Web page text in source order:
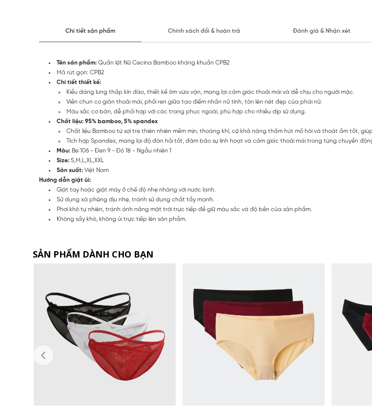
Chi tiết sản phẩm Chính sách đổi & hoàn trả Đánh giá & Nhận xét
Tên sản phẩm: Quần lót Nữ Cecina Bamboo kháng khuẩn CPB2
Mã rút gọn: CPB2
Chi tiết thiết kế:
Kiểu dáng lưng thấp kín đáo, thiết kế ôm vừa vặn, mang lại cảm giác thoải mái và dễ chịu cho người mặc.
Viền chun co giãn thoải mái, phối ren giữa tạo điểm nhấn nữ tính, tôn lên nét đẹp của phái nữ.
Màu sắc cơ bản, dễ phối hợp với các trang phục ngoài, phù hợp cho nhiều dịp sử dụng.
Chất liệu: 95% bamboo, 5% spandex
Chất liệu Bamboo từ sợi tre thiên nhiên mềm mịn, thoáng khí, có khả năng thấm hút mồ hôi và thoát ẩm tốt,
Tích hợp Spandex, mang lại độ đàn hồi tốt, đảm bảo sự linh hoạt và cảm giác thoải mái trong từng chuyển
Màu: Be 106 - Đen 9 - Đỏ 18 - Ngẫu nhiên 1
Size: S,M,L,XL,XXL
Sản xuất: Việt Nam
Hướng dẫn giặt ủi:
Giặt tay hoặc giặt máy ở chế độ nhẹ nhàng với nước lạnh.
Sử dụng xà phòng dịu nhẹ, tránh sử dụng chất tẩy mạnh.
Phơi khô tự nhiên, tránh ánh nắng mặt trời trực tiếp để giữ màu sắc và độ bền của sản phẩm.
Không sấy khô, không ủi trực tiếp lên sản phẩm.
SẢN PHẨM DÀNH CHO BẠN